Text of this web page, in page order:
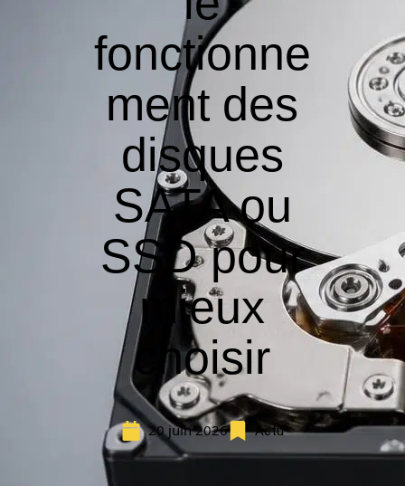
fonctionne
ment des
disques
SATA ou
SSD pour
mieux
choisir
20 juin 2026 Actu